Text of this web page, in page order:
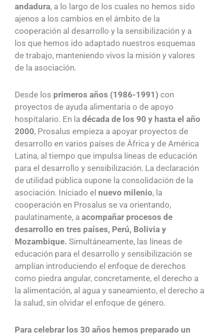
andadura, a lo largo de los cuales no hemos sido
ajenos a los cambios en el ámbito de la
cooperación al desarrollo y la sensibilización y a
los que hemos ido adaptado nuestros esquemas
de trabajo, manteniendo vivos la misión y valores
de la asociación.
Desde los primeros años (1986-1991) con
proyectos de ayuda alimentaria o de apoyo
hospitalario. En la década de los 90 y hasta el año
2000, Prosalus empieza a apoyar proyectos de
desarrollo en varios países de África y de América
Latina, al tiempo que impulsa líneas de educación
para el desarrollo y sensibilización. La declaración
de utilidad pública supone la consolidación de la
asociación. Iniciado el nuevo milenio, la
cooperación en Prosalus se va orientando,
paulatinamente, a acompañar procesos de
desarrollo en tres países, Perú, Bolivia y
Mozambique. Simultáneamente, las líneas de
educación para el desarrollo y sensibilización se
amplían introduciendo el enfoque de derechos
como piedra angular, concretamente, el derecho a
la alimentación, al agua y saneamiento, el derecho a
la salud, sin olvidar el enfoque de género.
Para celebrar los 30 años hemos preparado un